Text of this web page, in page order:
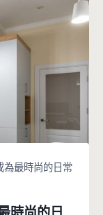
為最時尚的日常